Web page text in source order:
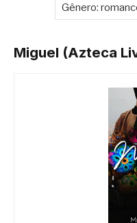
Gênero:
Miguel (Azteca